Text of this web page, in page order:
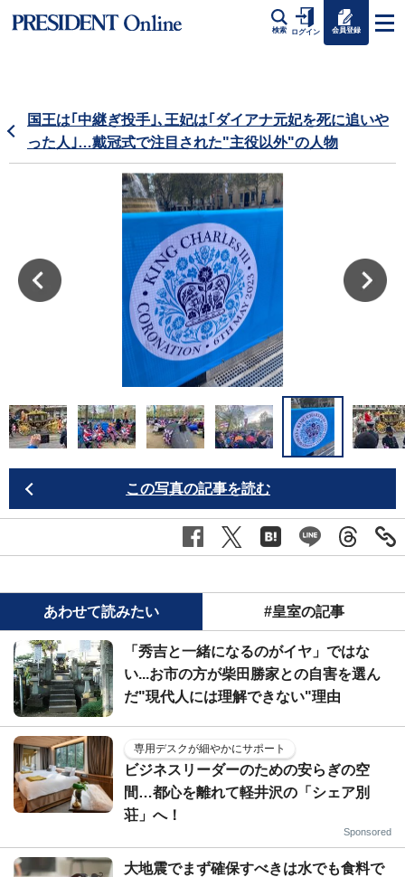
検索 ログイン 会員登録
国王は｢中継ぎ投手｣､王妃は｢ダイアナ元妃を死に追いや
った人｣…戴冠式で注目された"主役以外"の人物
この写真の記事を読む
あわせて読みたい #皇室の記事
「秀吉と一緒になるのがイヤ」ではな
い...お市の方が柴田勝家との自害を選ん
だ"現代人には理解できない"理由
専用デスクが細やかにサポート
ビジネスリーダーのための安らぎの空
間…都心を離れて軽井沢の「シェア別
荘」へ！
Sponsored
大地震でまず確保すべきは水でも食料で